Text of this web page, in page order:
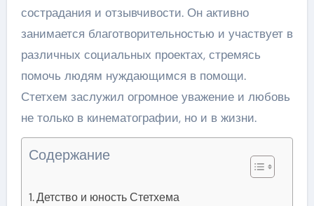
сострадания и отзывчивости. Он активно
занимается благотворительностью и участвует в
различных социальных проектах, стремясь
помочь людям нуждающимся в помощи.
Стетхем заслужил огромное уважение и любовь
не только в кинематографии, но и в жизни.
Содержание
Детство и юность Стетхема